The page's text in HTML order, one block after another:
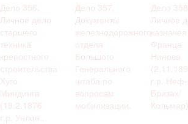
Дело 356.
Личное дело
старшего
техника
крепостного
строительства
Хуго
Миндинга
(19.2.1876
г.р. Унлин...
Дело 357.
Документы
железнодорожного
отдела
Большого
Генерального
штаба по
вопросам
мобилизации.
Дело
Личное
казначея
Франца
Нинова
г.р. Неф-
Бризах/